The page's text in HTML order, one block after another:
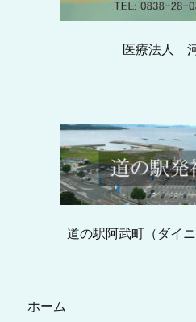
医療法人
道の駅阿武町（ダイ
ホーム